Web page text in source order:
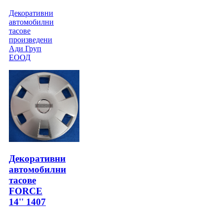
Декоративни
автомобилни
тасове
произведени
Ади Груп
ЕООД
Декоративни
автомобилни
тасове
FORCE
14'' 1407